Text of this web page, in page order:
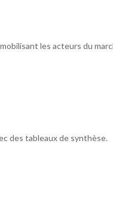
mobilisant les acteurs du
des tableaux de synthèse.